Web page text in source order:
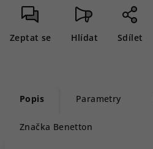
Zeptat se Hlídat Sdílet
Popis Parametry
Značka Benetton